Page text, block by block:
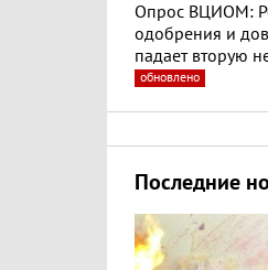
Опрос ВЦИОМ:
одобрения и
падает вторую
обновлено
Последние